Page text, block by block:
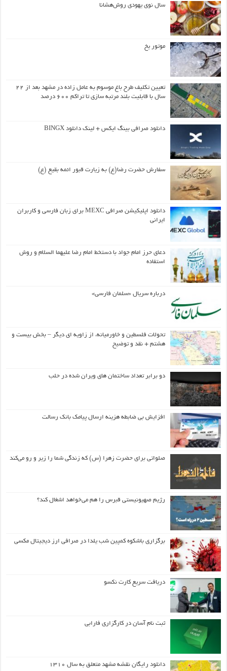
سال نوی یهودی روش‌هشانا
موتور یخ
تعیین تکلیف طرح باغ موسوم به عامل زاده در مشهد بعد از ۲۲
سال با قابلیت بلند مرتبه سازی تا تراکم ۶۰۰ درصد
دانلود صرافی بینگ ایکس + لینک دانلود BINGX
سفارش حضرت رضا(ع) به زیارت قبور ائمه بقیع (ع)
دانلود اپلیکیشن صرافی MEXC برای زبان فارسی و کاربران
ایرانی
دعای حرز امام جواد با دستخط امام رضا علیهما السلام و روش
استفاده
درباره سریال «سلمان فارسی»
تحولات فلسطین و خاورمیانه، از زاویه ای دیگر – بخش بیست و
هشتم + نقد و توضیح
دو برابر تعداد ساختمان های ویران شده در حلب
افزایش بی ضابطه هزینه ارسال پیامک بانک رسالت
صلواتی برای حضرت زهرا (س) که زندگی شما را زیر و رو می‌کند
رژیم صهیونیستی قبرس را هم می‌خواهد اشغال کند؟
برگزاری باشکوه کمپین شب یلدا در صرافی ارز دیجیتال مکسی
دریافت سریع کارت نکسو
ثبت نام آسان در کارگزاری فارابی
دانلود رایگان نقشه مشهد متعلق به سال ۱۳۱۰